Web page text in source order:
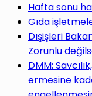
Hafta sonu
Gıda
Dışişleri
Zorunlu
DMM:
ermesine